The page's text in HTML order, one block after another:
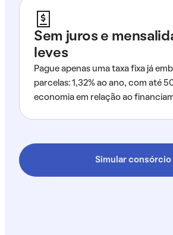
Sem juros e
leves
Pague apenas uma taxa fixa já
parcelas: 1,32% ao ano, com até
economia em relação ao
Simular consórcio